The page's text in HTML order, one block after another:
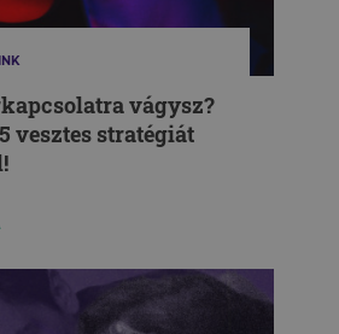
vágysz?
vesztes stratégiát